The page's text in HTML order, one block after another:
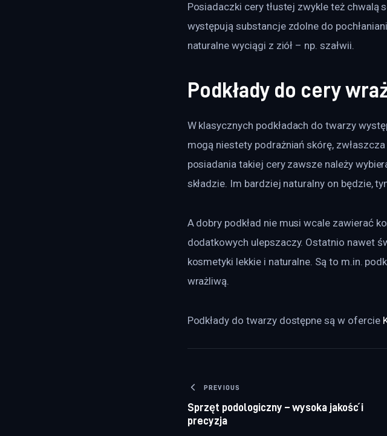
Posiadaczki cery tłustej zwykle też chwalą
występują substancje zdolne do
naturalne wyciągi z ziół – np. szałwii.
Podkłady do cery
W klasycznych podkładach do twarzy
mogą niestety podrażniań skórę,
posiadania takiej cery zawsze należy
składzie. Im bardziej naturalny on będzie,
A dobry podkład nie musi wcale zawierać
dodatkowych ulepszaczy. Ostatnio nawet
kosmetyki lekkie i naturalne. Są to m.in.
wrażliwą.
Podkłady do twarzy dostępne są w ofercie
Nawigacja wpisu
PREVIOUS
Sprzęt podologiczny – wysoka jakość i
precyzja